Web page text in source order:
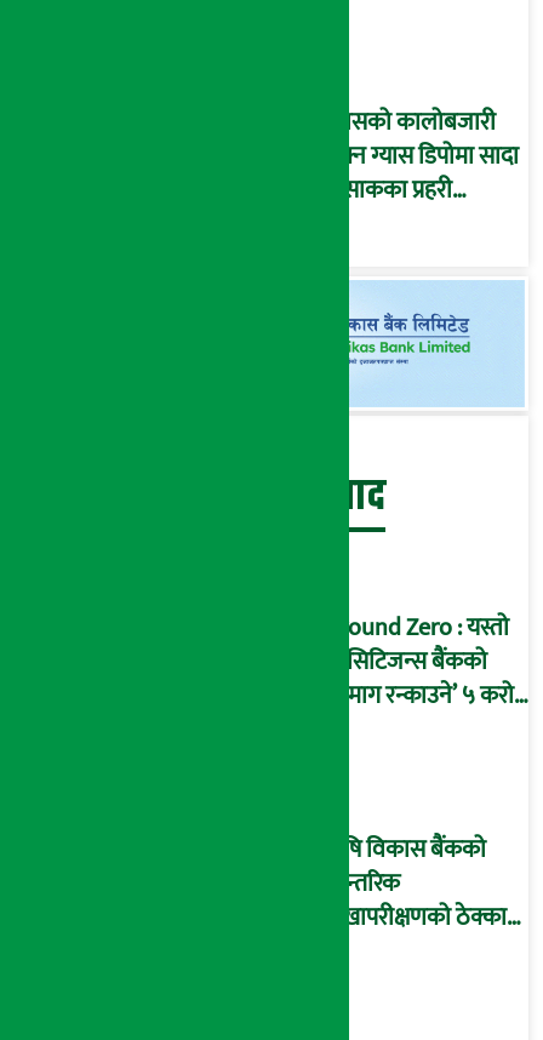
ग्यासको कालोबजारी
रोक्न ग्यास डिपोमा सादा
पोसाकका प्रहरी
बेथिति मुर्दाबाद
Ground Zero : यस्तो
छ सिटिजन्स बैंकको
‘दिमाग रन्काउने’ ५ करोड
कृषि विकास बैंकको
आन्तरिक
लेखापरीक्षणको ठेक्का